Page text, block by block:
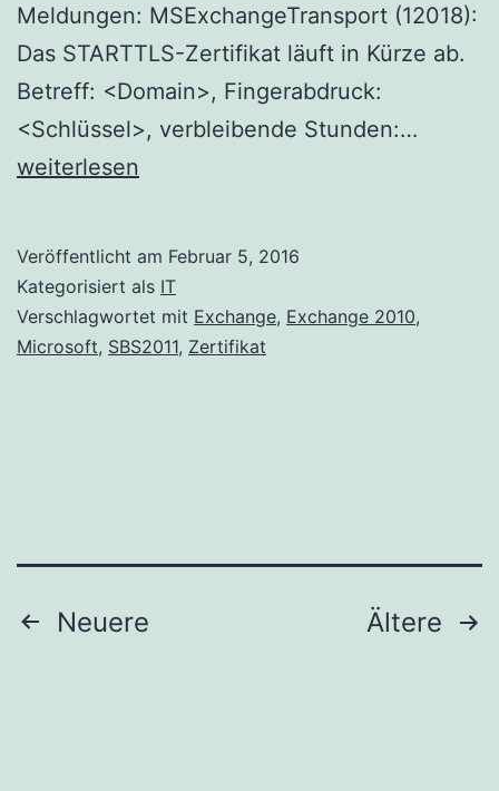
Meldungen: MSExchangeTransport (12018):
Das STARTTLS-Zertifikat läuft in Kürze ab.
Betreff: <Domain>, Fingerabdruck:
<Schlüssel>, verbleibende Stunden:…
Server
weiterlesen
Veröffentlicht am Februar 5, 2016
Kategorisiert als IT
Verschlagwortet mit Exchange, Exchange 2010,
Microsoft, SBS2011, Zertifikat
Seitennummerierung
Neuere Ältere